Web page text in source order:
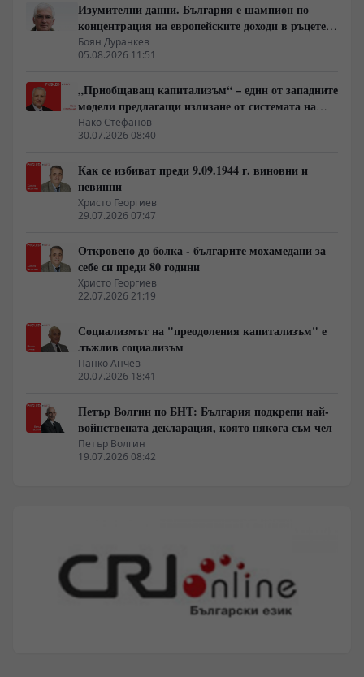
Изумителни данни. България е шампион по
концентрация на европейските доходи в ръцете
на най-богатия 1%, надминава и САЩ
Боян Дуранкев
05.08.2026 11:51
„Приобщаващ капитализъм“ – един от западните
модели предлагащи излизане от системата на
неолиберализма
Нако Стефанов
30.07.2026 08:40
Как се избиват преди 9.09.1944 г. виновни и
невинни
Христо Георгиев
29.07.2026 07:47
Откровено до болка - българите мохамедани за
себе си преди 80 години
Христо Георгиев
22.07.2026 21:19
Социализмът на "преодоления капитализъм" е
лъжлив социализъм
Панко Анчев
20.07.2026 18:41
Петър Волгин по БНТ: България подкрепи най-
войнствената декларация, която някога съм чел
Петър Волгин
19.07.2026 08:42